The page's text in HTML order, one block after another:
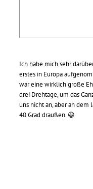
Ich habe mich sehr
erstes in Europa
war eine wirklich große
drei Drehtage, um das
uns nicht an, aber an
40 Grad draußen. 😀